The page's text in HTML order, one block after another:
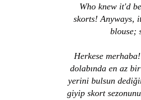
Who knew it'd
skorts! Anyways,
blouse;
Herkese
dolabında en az
yerini bulsun
giyip skort